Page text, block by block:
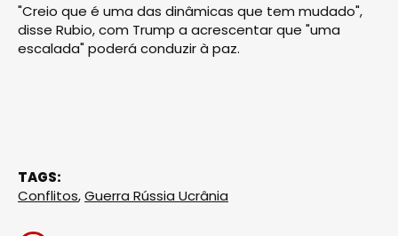
"Creio que é uma das dinâmicas que tem mudado",
disse Rubio, com Trump a acrescentar que "uma
escalada" poderá conduzir à paz.
TAGS:
Conflitos,Guerra Rússia Ucrânia